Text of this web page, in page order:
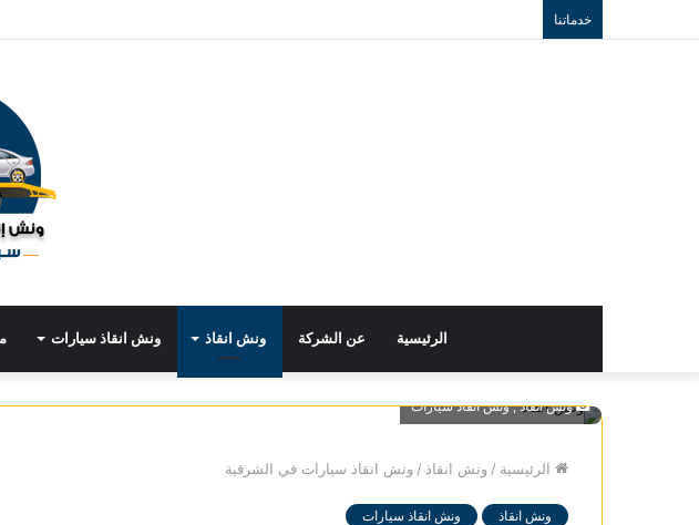
خدماتنا
الرئيسية عن الشركة ونش انقاذ ونش انقاذ سيارات
ونش انقاذ , ونش انقاذ سيارات
الرئيسية / ونش انقاذ / ونش انقاذ سيارات في الشرقية
ونش انقاذ ونش انقاذ سيارات